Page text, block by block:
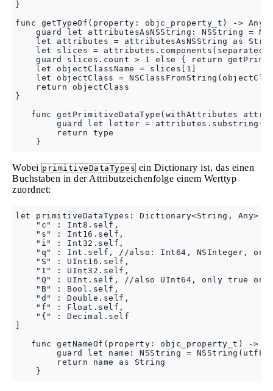
}
func getTypeOf(property: objc_property_t) -> Any
guard let attributesAsNSString: NSString =
let attributes = attributesAsNSString as
let slices =
guard slices.count > 1 else { return
    let objectClassName = slices[1]
let objectClass =
    return objectClass
}
func getPrimitiveDataType(withAttributes
guard let letter =
        return type
Wobei primitiveDataTypes ein Dictionary ist, das einen
Buchstaben in der Attributzeichenfolge einem Werttyp
zuordnet:
let primitiveDataTypes: Dictionary<String, Any>
    "c" : Int8.self,
    "s" : Int16.self,
    "i" : Int32.self,
"q" : Int.self, //also: Int64, NSInteger,
    "S" : UInt16.self,
    "I" : UInt32.self,
"Q" : UInt.self, //also UInt64, only true on
    "B" : Bool.self,
    "d" : Double.self,
    "f" : Float.self,
    "{" : Decimal.self
func getNameOf(property: objc_property_t) ->
guard let name: NSString =
        return name as String